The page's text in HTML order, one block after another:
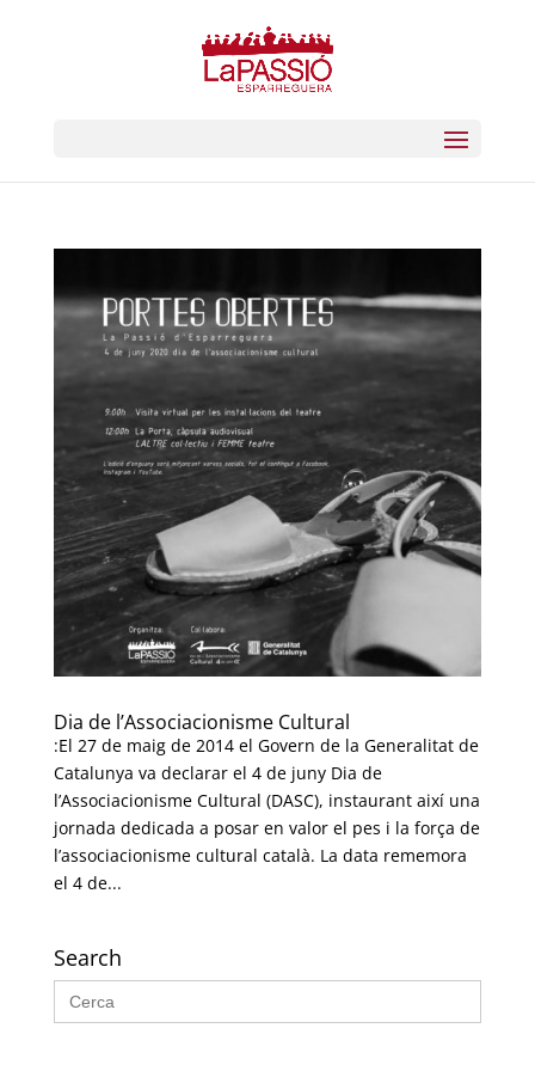
Dia de l’Associacionisme Cultural
:El 27 de maig de 2014 el Govern de la Generalitat de
Catalunya va declarar el 4 de juny Dia de
l’Associacionisme Cultural (DASC), instaurant així una
jornada dedicada a posar en valor el pes i la força de
l’associacionisme cultural català. La data rememora
el 4 de...
Search
Search
for: